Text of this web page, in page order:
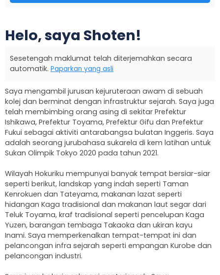
Helo, saya Shoten!
Sesetengah maklumat telah diterjemahkan secara
automatik. Paparkan yang asli
Saya mengambil jurusan kejuruteraan awam di sebuah
kolej dan berminat dengan infrastruktur sejarah. Saya juga
telah membimbing orang asing di sekitar Prefektur
Ishikawa, Prefektur Toyama, Prefektur Gifu dan Prefektur
Fukui sebagai aktiviti antarabangsa bulatan Inggeris. Saya
adalah seorang jurubahasa sukarela di kem latihan untuk
Sukan Olimpik Tokyo 2020 pada tahun 2021.
Wilayah Hokuriku mempunyai banyak tempat bersiar-siar
seperti berikut, landskap yang indah seperti Taman
Kenrokuen dan Tateyama, makanan lazat seperti
hidangan Kaga tradisional dan makanan laut segar dari
Teluk Toyama, kraf tradisional seperti pencelupan Kaga
Yuzen, barangan tembaga Takaoka dan ukiran kayu
Inami. Saya memperkenalkan tempat-tempat ini dan
pelancongan infra sejarah seperti empangan Kurobe dan
pelancongan industri.